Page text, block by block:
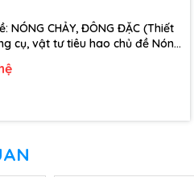
NÓNG CHẢY, ĐÔNG ĐẶC (Thiết
cụ, vật tư tiêu hao chủ đề Nóng